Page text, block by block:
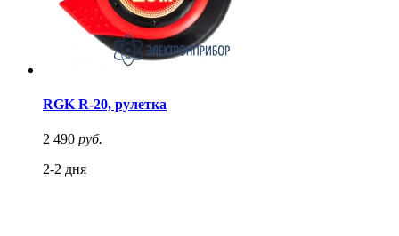
RGK R-20, рулетка
2 490 руб.
2-2 дня